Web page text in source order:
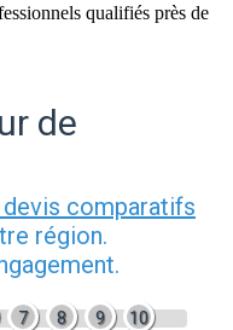
qualifiés près de
de
devis comparatifs
région.
7 8 9 10